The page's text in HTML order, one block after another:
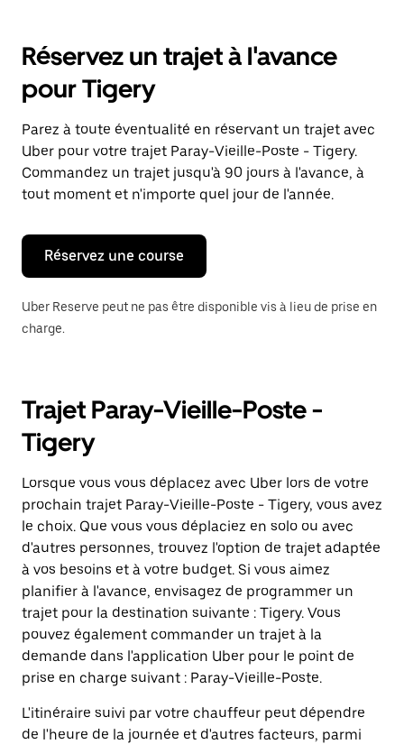
ouvrir
calendrier
et
sélectionner
une
date.
Appuyez
sur
la
Échap
pour
fermer
calendrier.
Réservez un trajet à l'avance
pour Tigery
Parez à toute éventualité en réservant un trajet avec
Uber pour votre trajet Paray-Vieille-Poste - Tigery.
Commandez un trajet jusqu'à 90 jours à l'avance, à
tout moment et n'importe quel jour de l'année.
Réservez une course
Uber Reserve peut ne pas être disponible vis à lieu de prise en
charge.
Trajet Paray-Vieille-Poste -
Tigery
Lorsque vous vous déplacez avec Uber lors de votre
prochain trajet Paray-Vieille-Poste - Tigery, vous avez
le choix. Que vous vous déplaciez en solo ou avec
d'autres personnes, trouvez l'option de trajet adaptée
à vos besoins et à votre budget. Si vous aimez
planifier à l'avance, envisagez de programmer un
trajet pour la destination suivante : Tigery. Vous
pouvez également commander un trajet à la
demande dans l'application Uber pour le point de
prise en charge suivant : Paray-Vieille-Poste.
L'itinéraire suivi par votre chauffeur peut dépendre
de l'heure de la journée et d'autres facteurs, parmi